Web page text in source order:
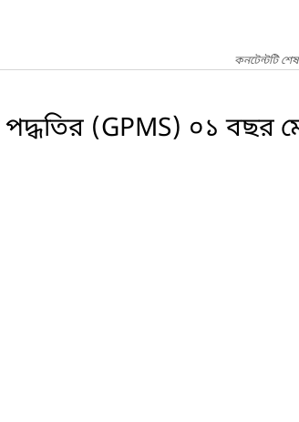
কনটেন্টটি
পদ্ধতির (GPMS) ০১ বছর